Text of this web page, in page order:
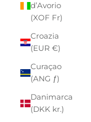
d’Avorio
(XOF Fr)
Croazia
(EUR €)
Curaçao
(ANG ƒ)
Danimarca
(DKK kr.)